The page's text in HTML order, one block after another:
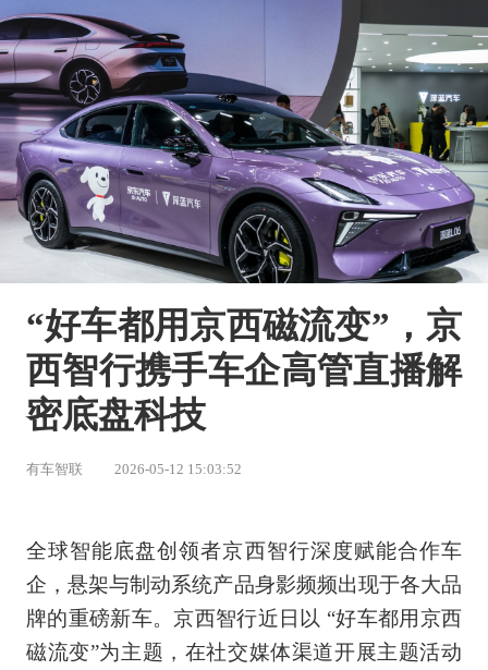
“好车都用京西磁流变”，京
西智行携手车企高管直播解
密底盘科技
有车智联 2026-05-12 15:03:52
全球智能底盘创领者京西智行深度赋能合作车
企，悬架与制动系统产品身影频频出现于各大品
牌的重磅新车。京西智行近日以 “好车都用京西
磁流变”为主题，在社交媒体渠道开展主题活动